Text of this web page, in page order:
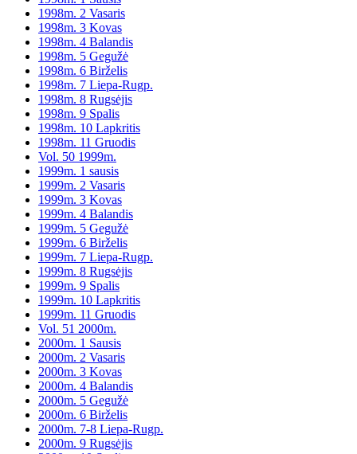
1998m. 2 Vasaris
1998m. 3 Kovas
1998m. 4 Balandis
1998m. 5 Gegužė
1998m. 6 Birželis
1998m. 7 Liepa-Rugp.
1998m. 8 Rugsėjis
1998m. 9 Spalis
1998m. 10 Lapkritis
1998m. 11 Gruodis
Vol. 50 1999m.
1999m. 1 sausis
1999m. 2 Vasaris
1999m. 3 Kovas
1999m. 4 Balandis
1999m. 5 Gegužė
1999m. 6 Birželis
1999m. 7 Liepa-Rugp.
1999m. 8 Rugsėjis
1999m. 9 Spalis
1999m. 10 Lapkritis
1999m. 11 Gruodis
Vol. 51 2000m.
2000m. 1 Sausis
2000m. 2 Vasaris
2000m. 3 Kovas
2000m. 4 Balandis
2000m. 5 Gegužė
2000m. 6 Birželis
2000m. 7-8 Liepa-Rugp.
2000m. 9 Rugsėjis